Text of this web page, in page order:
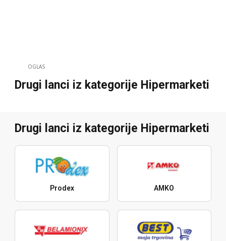
OGLAS
Drugi lanci iz kategorije Hipermarketi
Drugi lanci iz kategorije Hipermarketi
Prodex AMKO